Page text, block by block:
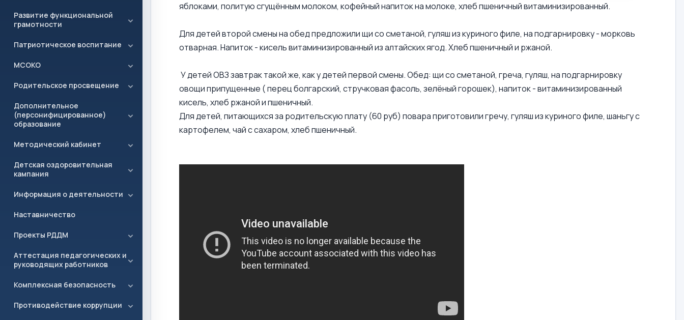
Развитие функциональной
грамотности
Патриотическое воспитание
МСОКО
Родительское просвещение
Дополнительное
(персонифицированное)
образование
Методический кабинет
Детская оздоровительная
кампания
Информация о деятельности
Наставничество
Проекты РДДМ
Аттестация педагогических и
руководящих работников
Комплексная безопасность
Противодействие коррупции
яблоками, политую сгущённым молоком, кофейный напиток на молоке, хлеб пшеничный витаминизированный.
Для детей второй смены на обед предложили щи со сметаной, гуляш из куриного филе, на подгарнировку - морковь
отварная. Напиток - кисель витаминизированный из алтайских ягод. Хлеб пшеничный и ржаной.
У детей ОВЗ завтрак такой же, как у детей первой смены. Обед: щи со сметаной, греча, гуляш, на подгарнировку
овощи припущенные ( перец болгарский, стручковая фасоль, зелёный горошек), напиток - витаминизированный
кисель, хлеб ржаной и пшеничный.
Для детей, питающихся за родительскую плату (60 руб) повара приготовили гречу, гуляш из куриного филе, шаньгу с
картофелем, чай с сахаром, хлеб пшеничный.